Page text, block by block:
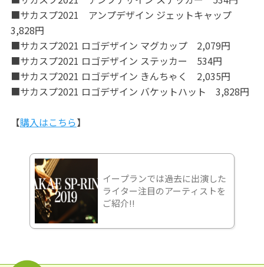
■サカスプ2021 アンプデザイン ジェットキャップ
3,828円
■サカスプ2021 ロゴデザイン マグカップ 2,079円
■サカスプ2021 ロゴデザイン ステッカー 534円
■サカスプ2021 ロゴデザイン きんちゃく 2,035円
■サカスプ2021 ロゴデザイン バケットハット 3,828円
【購入はこちら】
イープランでは過去に出演した
ライター注目のアーティストを
ご紹介!!